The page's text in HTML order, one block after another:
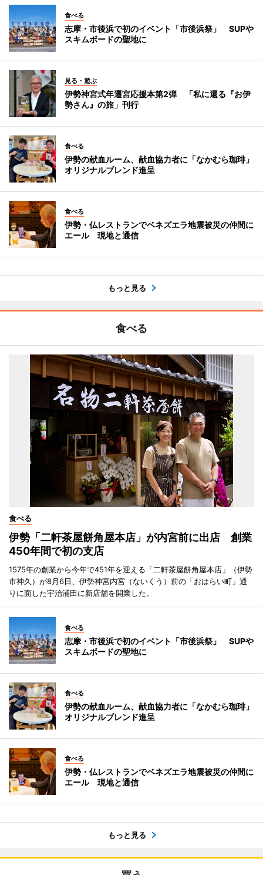
食べる
志摩・市後浜で初のイベント「市後浜祭」 SUPや
スキムボードの聖地に
見る・遊ぶ
伊勢神宮式年遷宮応援本第2弾 「私に還る『お伊
勢さん』の旅」刊行
食べる
伊勢の献血ルーム、献血協力者に「なかむら珈琲」
オリジナルブレンド進呈
食べる
伊勢・仏レストランでベネズエラ地震被災の仲間に
エール 現地と通信
もっと見る
食べる
食べる
伊勢「二軒茶屋餅角屋本店」が内宮前に出店 創業
450年間で初の支店
1575年の創業から今年で451年を迎える「二軒茶屋餅角屋本店」（伊勢
市神久）が8月6日、伊勢神宮内宮（ないくう）前の「おはらい町」通
りに面した宇治浦田に新店舗を開業した。
食べる
志摩・市後浜で初のイベント「市後浜祭」 SUPや
スキムボードの聖地に
食べる
伊勢の献血ルーム、献血協力者に「なかむら珈琲」
オリジナルブレンド進呈
食べる
伊勢・仏レストランでベネズエラ地震被災の仲間に
エール 現地と通信
もっと見る